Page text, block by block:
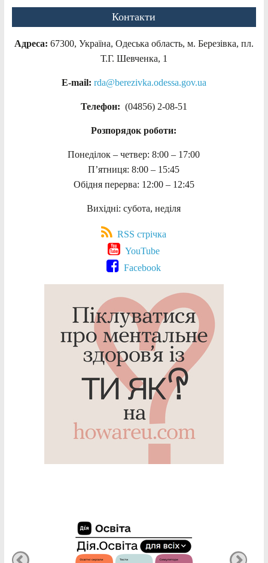
Контакти
Адреса: 67300, Україна, Одеська область, м. Березівка, пл.
Т.Г. Шевченка, 1
E-mail: rda@berezivka.odessa.gov.ua
Телефон: (04856) 2-08-51
Розпорядок роботи:
Понеділок – четвер: 8:00 – 17:00
П’ятниця: 8:00 – 15:45
Обідня перерва: 12:00 – 12:45
Вихідні: субота, неділя
RSS стрічка
YouTube
Facebook